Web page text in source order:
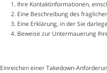
Ihre Kontaktinformationen,
Eine Beschreibung des
Eine Erklärung, in der Sie
Beweise zur Untermauerung
Einreichen einer Takedown-